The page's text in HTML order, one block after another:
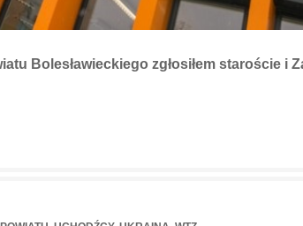
Bolesławieckiego zgłosiłem staroście i